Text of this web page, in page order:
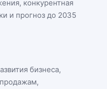
конкурентная
и прогноз до 2035
бизнеса,